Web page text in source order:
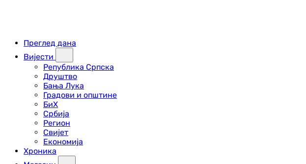
Преглед дана
Вијести
Република Српска
Друштво
Бања Лука
Градови и општине
БиХ
Србија
Регион
Свијет
Економија
Хроника